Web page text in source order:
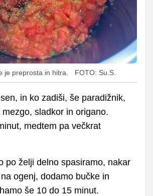
je preprosta in hitra. FOTO: Su.S.
in ko zadiši, še paradižnik,
sladkor in origano.
medtem pa večkrat
po želji delno spasiramo, nakar
ogenj, dodamo bučke in
še 10 do 15 minut.